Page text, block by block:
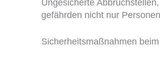
Ungesicherte
gefährden nicht nur
Sicherheitsmaßnahmen